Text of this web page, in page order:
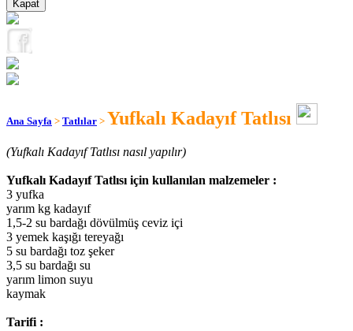
Kapat
Ana Sayfa > Tatlılar > Yufkalı Kadayıf Tatlısı
(Yufkalı Kadayıf Tatlısı nasıl yapılır)
Yufkalı Kadayıf Tatlısı için kullanılan malzemeler :
3 yufka
yarım kg kadayıf
1,5-2 su bardağı dövülmüş ceviz içi
3 yemek kaşığı tereyağı
5 su bardağı toz şeker
3,5 su bardağı su
yarım limon suyu
kaymak
Tarifi :